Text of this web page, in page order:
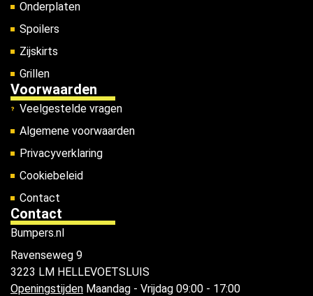
Onderplaten
Spoilers
Zijskirts
Grillen
Voorwaarden
Veelgestelde vragen
Algemene voorwaarden
Privacyverklaring
Cookiebeleid
Contact
Contact
Bumpers.nl
Ravenseweg 9
3223 LM HELLEVOETSLUIS
Openingstijden Maandag - Vrijdag 09:00 - 17:00